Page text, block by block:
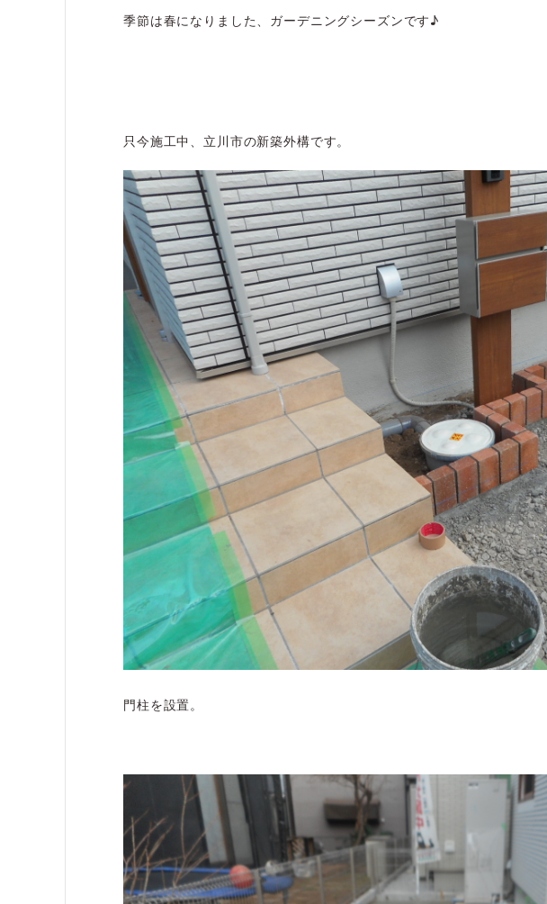
季節は春になりました、ガーデニングシーズンです♪
只今施工中、立川市の新築外構です。
門柱を設置。